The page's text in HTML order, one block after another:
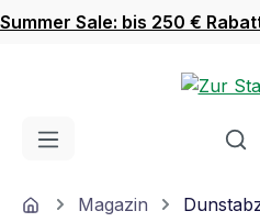
Zum Hauptinhalt springen
Summer Sale: bis 250 €
HomeMagazin